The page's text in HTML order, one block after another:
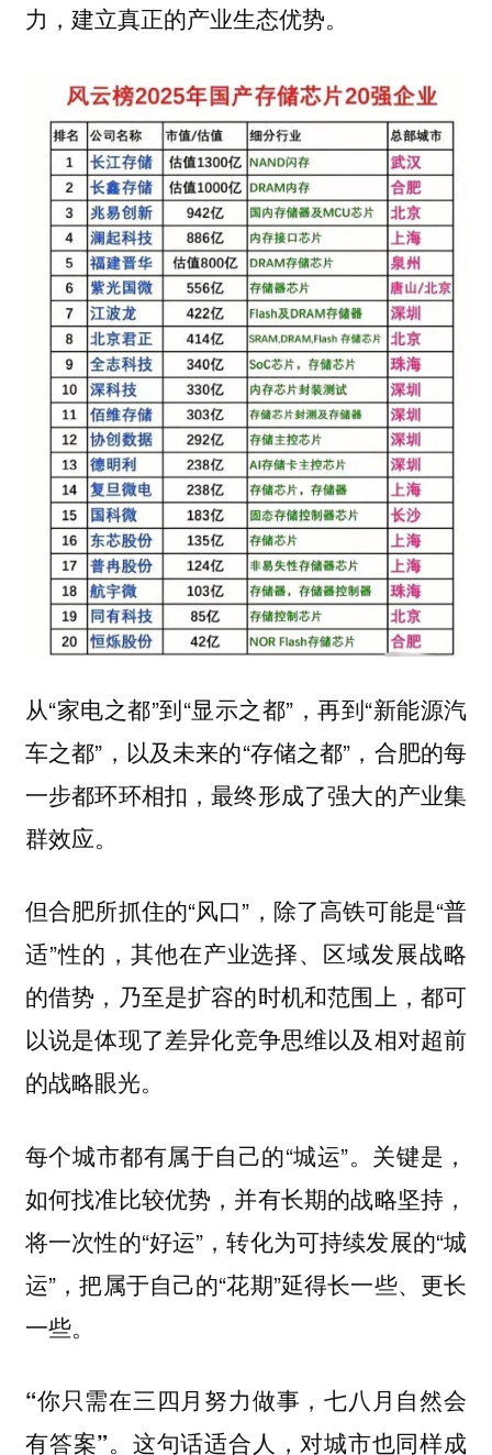
力，建立真正的产业生态优势。
从“家电之都”到“显示之都”，再到“新能源汽
车之都”，以及未来的“存储之都”，合肥的每
一步都环环相扣，最终形成了强大的产业集
群效应。
但合肥所抓住的“风口”，除了高铁可能是“普
适”性的，其他在产业选择、区域发展战略
的借势，乃至是扩容的时机和范围上，都可
以说是体现了差异化竞争思维以及相对超前
的战略眼光。
每个城市都有属于自己的“城运”。关键是，
如何找准比较优势，并有长期的战略坚持，
将一次性的“好运”，转化为可持续发展的“城
运”，把属于自己的“花期”延得长一些、更长
一些。
“你只需在三四月努力做事，七八月自然会
有答案”。这句话适合人，对城市也同样成